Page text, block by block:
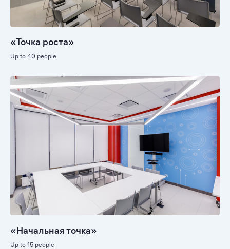
«Точка роста»
Up to 40 people
«Начальная точка»
Up to 15 people